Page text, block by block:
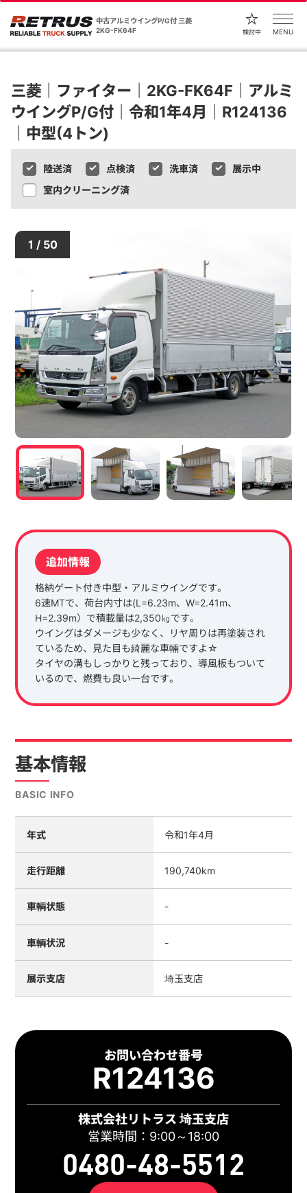
中古アルミウイングP/G付 三菱
2KG-FK64F
検討中 MENU
三菱｜ファイター｜2KG-FK64F｜アルミ
ウイングP/G付｜令和1年4月｜R124136
｜中型(4トン)
陸送済 点検済 洗車済
展示中
室内クリーニング済
1 / 50
追加情報
格納ゲート付き中型・アルミウイングです。
6速MTで、荷台内寸は(L=6.23m、W=2.41m、
H=2.39m）で積載量は2,350㎏です。
ウイングはダメージも少なく、リヤ周りは再塗装され
ているため、見た目も綺麗な車輛ですよ☆
タイヤの溝もしっかりと残っており、導風板もついて
いるので、燃費も良い一台です。
基本情報
BASIC INFO
年式 令和1年4月
走行距離 190,740km
車輌状態 -
車輌状況 -
展示支店 埼玉支店
お問い合わせ番号
R124136
株式会社リトラス 埼玉支店
営業時間：9:00～18:00
0480-48-5512